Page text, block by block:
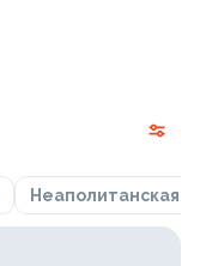
Неаполитанская